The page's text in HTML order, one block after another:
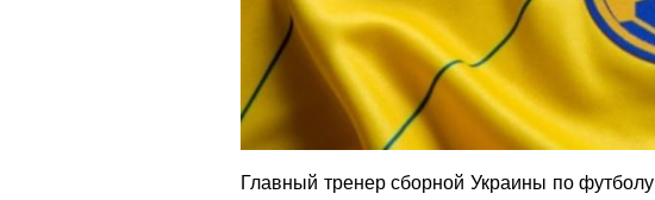
Главный тренер сборной Украины по футболу